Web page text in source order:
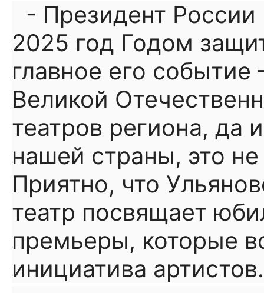
- Президент
2025 год Годом
главное его
Великой
театров региона, да
нашей страны, это
Приятно, что
театр посвящает
премьеры, которые
инициатива артистов.